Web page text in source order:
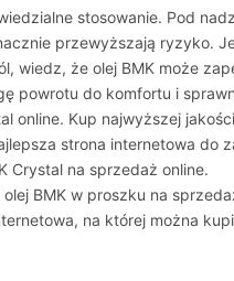
stosowanie. Pod
przewyższają ryzyko.
wiedz, że olej BMK może
powrotu do komfortu i
online. Kup najwyższej
strona internetowa do
Crystal na sprzedaż online.
BMK w proszku na
na której można